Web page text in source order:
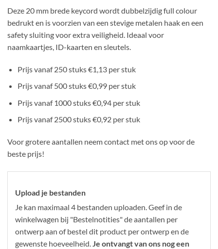
Deze 20 mm brede keycord wordt dubbelzijdig full colour
bedrukt en is voorzien van een stevige metalen haak en een
safety sluiting voor extra veiligheid. Ideaal voor
naamkaartjes, ID-kaarten en sleutels.
Prijs vanaf 250 stuks €1,13 per stuk
Prijs vanaf 500 stuks €0,99 per stuk
Prijs vanaf 1000 stuks €0,94 per stuk
Prijs vanaf 2500 stuks €0,92 per stuk
Voor grotere aantallen neem contact met ons op voor de
beste prijs!
Upload je bestanden
Je kan maximaal 4 bestanden uploaden. Geef in de
winkelwagen bij "Bestelnotities" de aantallen per
ontwerp aan of bestel dit product per ontwerp en de
gewenste hoeveelheid.Je ontvangt van ons nog een